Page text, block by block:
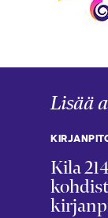
Lisää
Kila